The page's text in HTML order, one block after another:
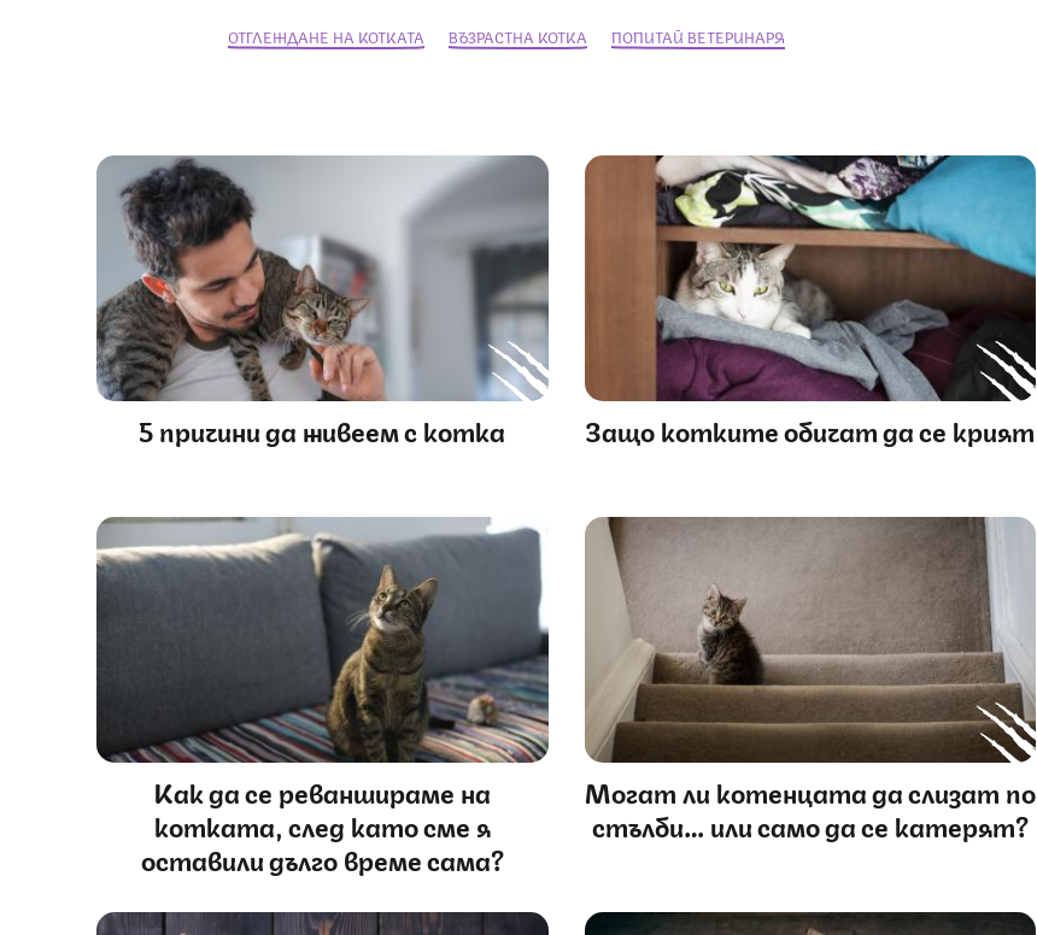
ОТГЛЕЖДАНЕ НА КОТКАТА ВЪЗРАСТНА КОТКА ПОПИТАЙ ВЕТЕРИНАРЯ
5 причини да живеем с котка Защо котките обичат да се крият
Как да се реваншираме на
котката, след като сме я
оставили дълго време сама?
Могат ли котенцата да слизат по
стълби… или само да се катерят?